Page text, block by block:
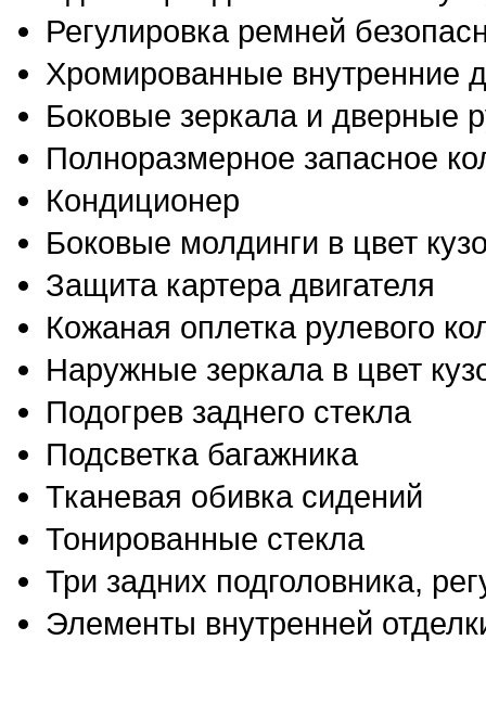
Регулировка ремней
Хромированные внутренние
Боковые зеркала и дверные
Полноразмерное запасное
Кондиционер
Боковые молдинги в цвет
Защита картера двигателя
Кожаная оплетка рулевого
Наружные зеркала в цвет
Подогрев заднего стекла
Подсветка багажника
Тканевая обивка сидений
Тонированные стекла
Три задних подголовника,
Элементы внутренней